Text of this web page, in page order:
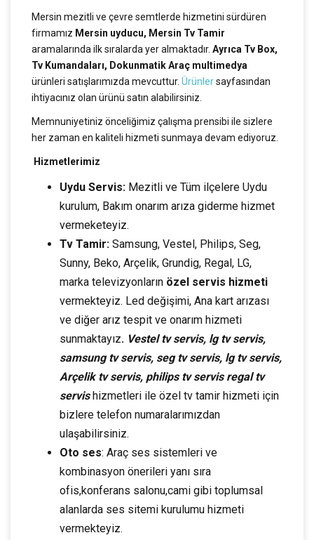
Mersin mezitli ve çevre semtlerde hizmetini sürdüren
firmamız Mersin uyducu, Mersin Tv Tamir
aramalarında ilk sıralarda yer almaktadır. Ayrıca Tv Box,
Tv Kumandaları, Dokunmatik Araç multimedya
ürünleri satışlarımızda mevcuttur. Ürünlersayfasından
ihtiyacınız olan ürünü satın alabilirsiniz.
Memnuniyetiniz önceliğimiz çalışma prensibi ile sizlere
her zaman en kaliteli hizmeti sunmaya devam ediyoruz.
Hizmetlerimiz
Uydu Servis: Mezitli ve Tüm ilçelere Uydu
kurulum, Bakım onarım arıza giderme hizmet
vermeketeyiz.
Tv Tamir: Samsung, Vestel, Philips, Seg,
Sunny, Beko, Arçelik, Grundig, Regal, LG,
marka televizyonların özel servis hizmeti
vermekteyiz. Led değişimi, Ana kart arızası
ve diğer arız tespit ve onarım hizmeti
sunmaktayız. Vestel tv servis, lg tv servis,
samsung tv servis, seg tv servis, lg tv servis,
Arçelik tv servis, philips tv servis regal tv
servishizmetleri ile özel tv tamir hizmeti için
bizlere telefon numaralarımızdan
ulaşabilirsiniz.
Oto ses: Araç ses sistemleri ve
kombinasyon önerileri yanı sıra
ofis,konferans salonu,cami gibi toplumsal
alanlarda ses sitemi kurulumu hizmeti
vermekteyiz.